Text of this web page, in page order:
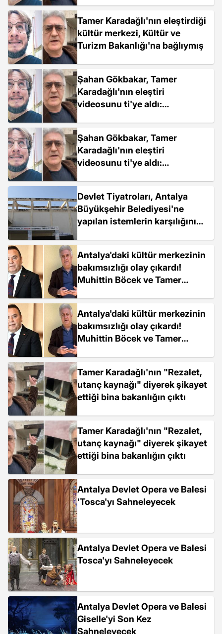
Tamer Karadağlı'nın eleştirdiği
kültür merkezi, Kültür ve
Turizm Bakanlığı'na bağlıymış
Şahan Gökbakar, Tamer
Karadağlı'nın eleştiri
videosunu ti'ye aldı:
Şahan Gökbakar, Tamer
Karadağlı'nın eleştiri
videosunu ti'ye aldı:
Devlet Tiyatroları, Antalya
Büyükşehir Belediyesi'ne
yapılan istemlerin karşılığını
Antalya'daki kültür merkezinin
bakımsızlığı olay çıkardı!
Muhittin Böcek ve Tamer
Antalya'daki kültür merkezinin
bakımsızlığı olay çıkardı!
Muhittin Böcek ve Tamer
Tamer Karadağlı'nın "Rezalet,
utanç kaynağı" diyerek şikayet
ettiği bina bakanlığın çıktı
Tamer Karadağlı'nın "Rezalet,
utanç kaynağı" diyerek şikayet
ettiği bina bakanlığın çıktı
Antalya Devlet Opera ve Balesi
'Tosca'yı Sahneleyecek
Antalya Devlet Opera ve Balesi
Tosca'yı Sahneleyecek
Antalya Devlet Opera ve Balesi
Giselle'yi Son Kez
Sahneleyecek